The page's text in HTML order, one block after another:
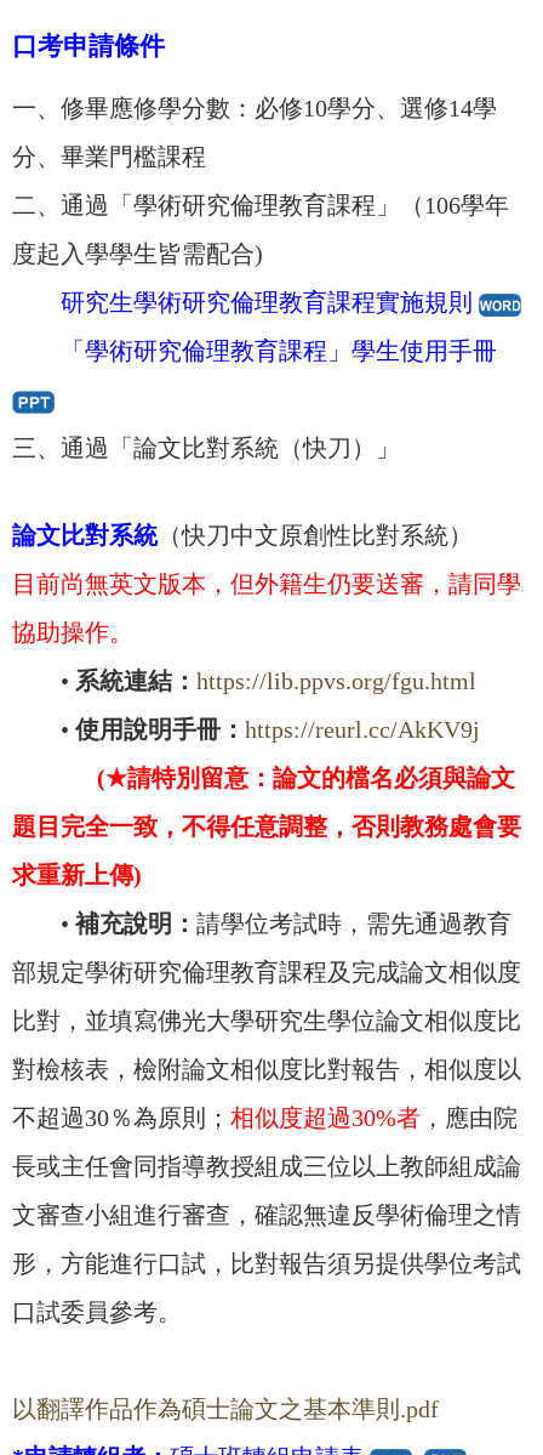
口考申請條件
一、修畢應修學分數：必修10學分、選修14學
分、畢業門檻課程
二、通過「學術研究倫理教育課程」（106學年
度起入學學生皆需配合)
研究生學術研究倫理教育課程實施規則
「學術研究倫理教育課程」學生使用手冊
三、通過「論文比對系統（快刀）」
論文比對系統（快刀中文原創性比對系統）
目前尚無英文版本，但外籍生仍要送審，請同學
協助操作。
• 系統連結： https://lib.ppvs.org/fgu.html
• 使用說明手冊： https://reurl.cc/AkKV9j
(★請特別留意：論文的檔名必須與論文
題目完全一致，不得任意調整，否則教務處會要
求重新上傳)
• 補充說明： 請學位考試時，需先通過教育
部規定學術研究倫理教育課程及完成論文相似度
比對，並填寫佛光大學研究生學位論文相似度比
對檢核表，檢附論文相似度比對報告，相似度以
不超過30％為原則； 相似度超過30%者 ，應由院
長或主任會同指導教授組成三位以上教師組成論
文審查小組進行審查，確認無違反學術倫理之情
形，方能進行口試，比對報告須另提供學位考試
口試委員參考。
以翻譯作品作為碩士論文之基本準則.pdf